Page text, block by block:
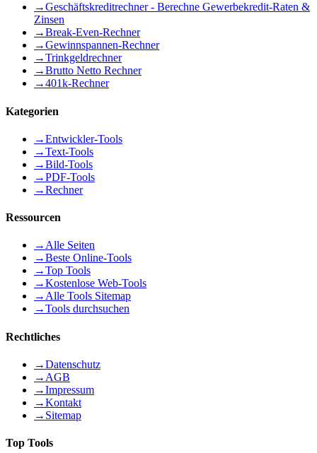
→Geschäftskreditrechner - Berechne Gewerbekredit-Raten &
Zinsen
→Break-Even-Rechner
→Gewinnspannen-Rechner
→Trinkgeldrechner
→Brutto Netto Rechner
→401k-Rechner
Kategorien
→Entwickler-Tools
→Text-Tools
→Bild-Tools
→PDF-Tools
→Rechner
Ressourcen
→Alle Seiten
→Beste Online-Tools
→Top Tools
→Kostenlose Web-Tools
→Alle Tools Sitemap
→Tools durchsuchen
Rechtliches
→Datenschutz
→ AGB
→Impressum
→Kontakt
→ Sitemap
Top Tools